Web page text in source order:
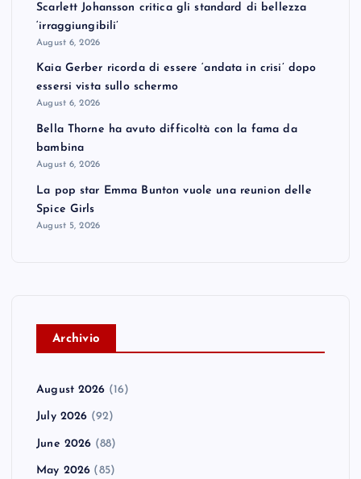
Scarlett Johansson critica gli standard di bellezza
‘irraggiungibili’
August 6, 2026
Kaia Gerber ricorda di essere ‘andata in crisi’ dopo
essersi vista sullo schermo
August 6, 2026
Bella Thorne ha avuto difficoltà con la fama da
bambina
August 6, 2026
La pop star Emma Bunton vuole una reunion delle
Spice Girls
August 5, 2026
Archivio
August 2026 (16)
July 2026 (92)
June 2026 (88)
May 2026 (85)